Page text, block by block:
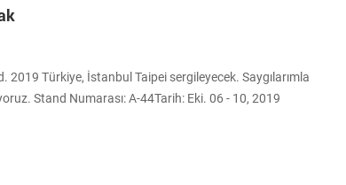
2019 Türkiye, İstanbul Taipei sergileyecek. Saygılarımla
Stand Numarası: A-44Tarih: Eki. 06 - 10, 2019
Zayed Road, PO Box 9292'yi, Dubai